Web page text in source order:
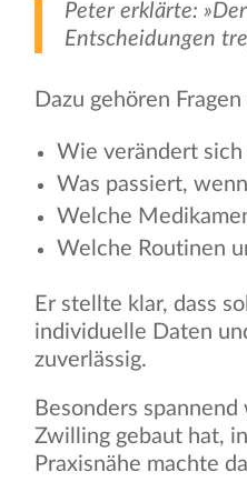
Peter erklärte:
Entscheidungen
Dazu gehören
Wie verändert sich
Was passiert,
Welche
Welche Routinen
Er stellte klar, dass
individuelle Daten
zuverlässig.
Besonders
Zwilling gebaut hat,
Praxisnähe machte